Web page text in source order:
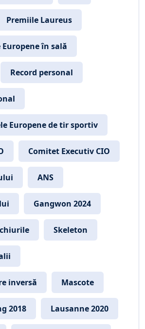
Premiile Laureus
în sală
Record personal
Europene de tir sportiv
Comitet Executiv CIO
ANS
Gangwon 2024
Skeleton
inversă Mascote
2018 Lausanne 2020